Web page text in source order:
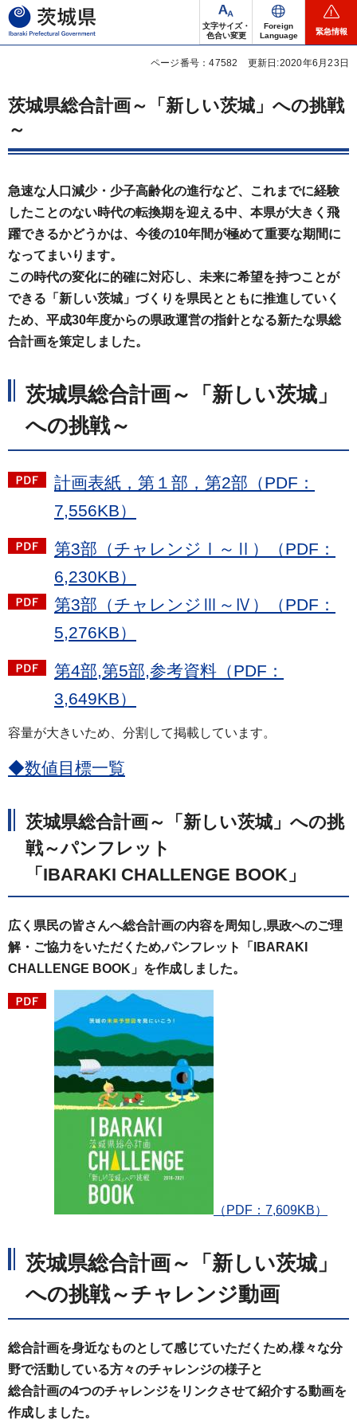
茨城県
文字サイズ・
色合い変更
Foreign
Language
緊急情報
ページ番号：47582 更新日:2020年6月23日
茨城県総合計画～「新しい茨城」への挑戦
～
急速な人口減少・少子高齢化の進行など、これまでに経験
したことのない時代の転換期を迎える中、本県が大きく飛
躍できるかどうかは、今後の10年間が極めて重要な期間に
なってまいります。
この時代の変化に的確に対応し、未来に希望を持つことが
できる「新しい茨城」づくりを県民とともに推進していく
ため、平成30年度からの県政運営の指針となる新たな県総
合計画を策定しました。
茨城県総合計画～「新しい茨城」
への挑戦～
計画表紙，第１部，第2部（PDF：
7,556KB）
第3部（チャレンジⅠ～Ⅱ）（PDF：
6,230KB）
第3部（チャレンジⅢ～Ⅳ）（PDF：
5,276KB）
第4部,第5部,参考資料（PDF：
3,649KB）
容量が大きいため、分割して掲載しています。
◆数値目標一覧
茨城県総合計画～「新しい茨城」への挑
戦～パンフレット
「IBARAKI CHALLENGE BOOK」
広く県民の皆さんへ総合計画の内容を周知し,県政へのご理
解・ご協力をいただくため,パンフレット「IBARAKI
CHALLENGE BOOK」を作成しました。
（PDF：7,609KB）
茨城県総合計画～「新しい茨城」
への挑戦～チャレンジ動画
総合計画を身近なものとして感じていただくため,様々な分
野で活動している方々のチャレンジの様子と
総合計画の4つのチャレンジをリンクさせて紹介する動画を
作成しました。